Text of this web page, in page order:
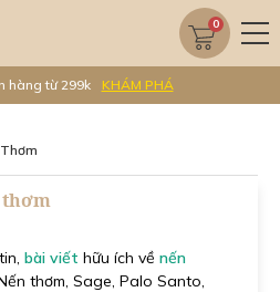
0
hàng từ 299k KHÁM PHÁ
bài viết hữu ích về nến
thơm, Sage, Palo Santo,